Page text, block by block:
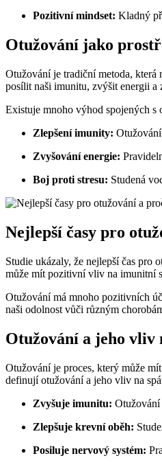
Pozitivní mindset: Kladný
Otužování jako
Otužování je tradiční metoda, která
posílit naši imunitu, zvýšit energii a
Existuje mnoho výhod spojených s
Zlepšení imunity:
Zvyšování energie:
Boj proti stresu: Studená
Nejlepší časy pro
Studie ukázaly, že nejlepší čas pro
může mít pozitivní vliv na imunitní
Otužování má mnoho pozitivních
naši odolnost vůči různým
Otužování a jeho vliv
Otužování je proces, který může
definují otužování a jeho vliv na
Zvyšuje imunitu: Otužování
Zlepšuje krevní oběh:
Posiluje nervový systém: